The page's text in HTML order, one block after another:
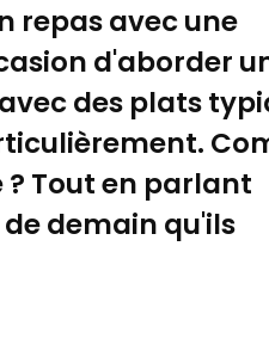
repas avec une
d'aborder
des plats
Tout en parlant
demain qu'ils